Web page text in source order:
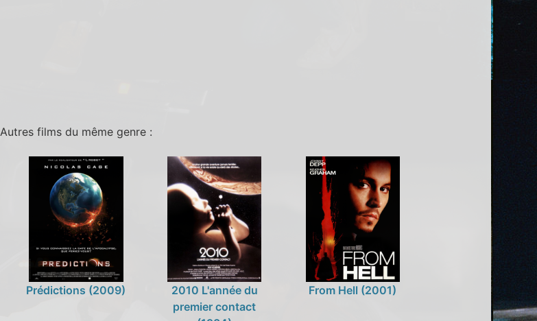
Autres films du même genre :
Prédictions (2009)
2010 L'année du
premier contact
From Hell (2001)